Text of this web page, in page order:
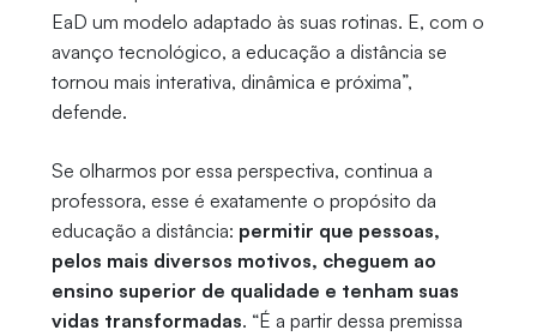
EaD um modelo adaptado às suas rotinas. E, com o
avanço tecnológico, a educação a distância se
tornou mais interativa, dinâmica e próxima”,
defende.
Se olharmos por essa perspectiva, continua a
professora, esse é exatamente o propósito da
educação a distância: permitir que pessoas,
pelos mais diversos motivos, cheguem ao
ensino superior de qualidade e tenham suas
vidas transformadas. “É a partir dessa premissa